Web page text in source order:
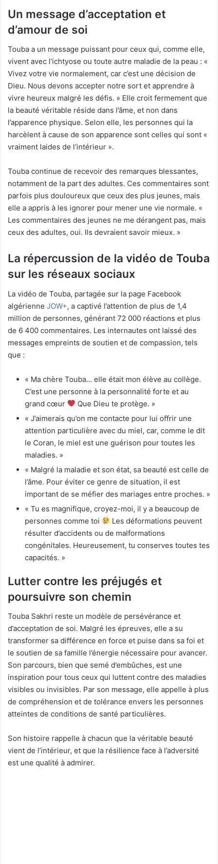
Un message d’acceptation et
d’amour de soi
Touba a un message puissant pour ceux qui, comme elle,
vivent avec l’ichtyose ou toute autre maladie de la peau : «
Vivez votre vie normalement, car c’est une décision de
Dieu. Nous devons accepter notre sort et apprendre à
vivre heureux malgré les défis. » Elle croit fermement que
la beauté véritable réside dans l’âme, et non dans
l’apparence physique. Selon elle, les personnes qui la
harcèlent à cause de son apparence sont celles qui sont «
vraiment laides de l’intérieur ».
Touba continue de recevoir des remarques blessantes,
notamment de la part des adultes. Ces commentaires sont
parfois plus douloureux que ceux des plus jeunes, mais
elle a appris à les ignorer pour mener une vie normale. «
Les commentaires des jeunes ne me dérangent pas, mais
ceux des adultes, oui. Ils devraient savoir mieux. »
La répercussion de la vidéo de Touba
sur les réseaux sociaux
La vidéo de Touba, partagée sur la page Facebook
algérienne JOW+, a captivé l’attention de plus de 1,4
million de personnes, générant 72 000 réactions et plus
de 6 400 commentaires. Les internautes ont laissé des
messages empreints de soutien et de compassion, tels
que :
« Ma chère Touba… elle était mon élève au collège.
C’est une personne à la personnalité forte et au
grand cœur
Que Dieu te protège. »
« J’aimerais qu’on me contacte pour lui offrir une
attention particulière avec du miel, car, comme le dit
le Coran, le miel est une guérison pour toutes les
maladies. »
« Malgré la maladie et son état, sa beauté est celle de
l’âme. Pour éviter ce genre de situation, il est
important de se méfier des mariages entre proches. »
« Tu es magnifique, croyez-moi, il y a beaucoup de
personnes comme toi
Les déformations peuvent
résulter d’accidents ou de malformations
congénitales. Heureusement, tu conserves toutes tes
capacités. »
Lutter contre les préjugés et
poursuivre son chemin
Touba Sakhri reste un modèle de persévérance et
d’acceptation de soi. Malgré les épreuves, elle a su
transformer sa différence en force et puise dans sa foi et
le soutien de sa famille l’énergie nécessaire pour avancer.
Son parcours, bien que semé d’embûches, est une
inspiration pour tous ceux qui luttent contre des maladies
visibles ou invisibles. Par son message, elle appelle à plus
de compréhension et de tolérance envers les personnes
atteintes de conditions de santé particulières.
Son histoire rappelle à chacun que la véritable beauté
vient de l’intérieur, et que la résilience face à l’adversité
est une qualité à admirer.